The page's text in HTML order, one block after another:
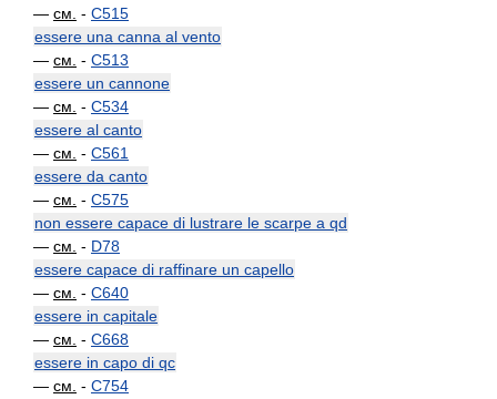
— см. - C515
essere una canna al vento
— см. - C513
essere un cannone
— см. - C534
essere al canto
— см. - C561
essere da canto
— см. - C575
non essere capace di lustrare le scarpe a qd
— см. - D78
essere capace di raffinare un capello
— см. - C640
essere in capitale
— см. - C668
essere in capo di qc
— см. - C754